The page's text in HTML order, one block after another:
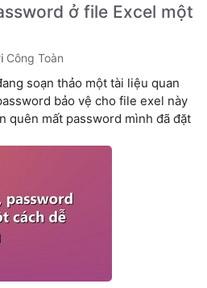
ở file Excel một
Công Toàn
soạn thảo một tài liệu quan
bảo vệ cho file exel này
quên mất password mình đã đặt